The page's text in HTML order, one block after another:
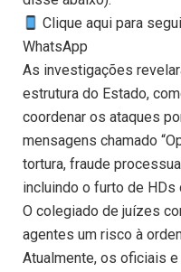
Clique aqui para
WhatsApp
As investigações
estrutura do Estado,
coordenar os ataques
mensagens chamado
tortura, fraude
incluindo o furto de HDs
O colegiado de juízes
agentes um risco à
Atualmente, os oficiais